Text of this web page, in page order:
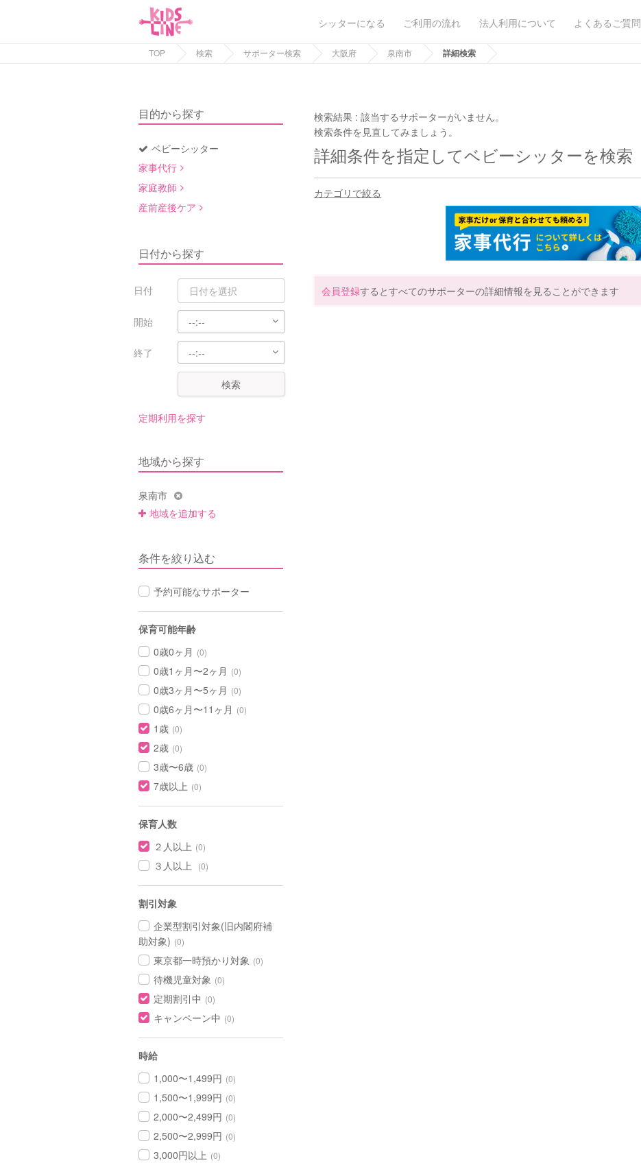
シッターになる ご利用の流れ 法人利用について よくあるご質問
TOP 検索 サポーター検索 大阪府 泉南市 詳細検索
目的から探す
ベビーシッター
家事代行
家庭教師
産前産後ケア
日付から探す
日付
開始
終了
検索
定期利用を探す
地域から探す
泉南市
地域を追加する
条件を絞り込む
予約可能なサポーター
保育可能年齢
0歳0ヶ月 (0)
0歳1ヶ月〜2ヶ月 (0)
0歳3ヶ月〜5ヶ月 (0)
0歳6ヶ月〜11ヶ月 (0)
1歳 (0)
2歳 (0)
3歳〜6歳 (0)
7歳以上 (0)
保育人数
２人以上 (0)
３人以上 (0)
割引対象
企業型割引対象(旧内閣府補
助対象) (0)
東京都一時預かり対象 (0)
待機児童対象 (0)
定期割引中 (0)
キャンペーン中 (0)
時給
1,000〜1,499円 (0)
1,500〜1,999円 (0)
2,000〜2,499円 (0)
2,500〜2,999円 (0)
3,000円以上 (0)
検索結果 :該当するサポーターがいません。
検索条件を見直してみましょう。
詳細条件を指定してベビーシッターを検索
カテゴリで絞る
会員登録するとすべてのサポーターの詳細情報を見ることができます